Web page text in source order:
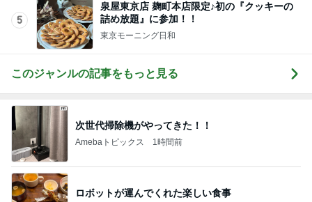
Amebaトピックス 1日前
Amebaトピックス 1日前
カウンターで申告し損ねた大失敗